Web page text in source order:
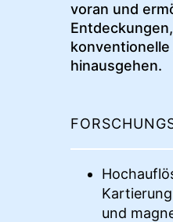
voran und
hinausgehen.
und